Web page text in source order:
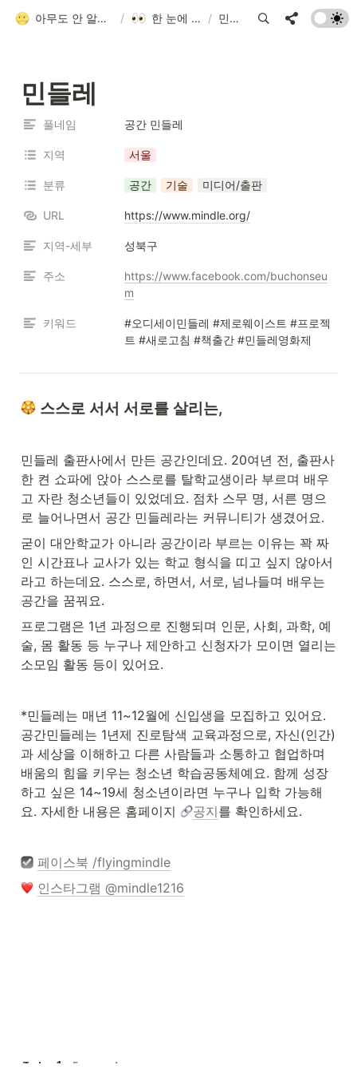
아무도 안 알려줘서 만든 청소년 네트워크 가이드 / 한 눈에 모아보기 / 민들레
민들레
풀네임 공간 민들레
지역 서울
분류 공간 기술 미디어/출판
URL https://www.mindle.org/
지역-세부 성북구
주소
https://www.facebook.com/buchonseu
m
키워드
#오디세이민들레 #제로웨이스트 #프로젝
트 #새로고침 #책출간 #민들레영화제
스스로 서서 서로를 살리는,
민들레 출판사에서 만든 공간인데요. 20여년 전, 출판사
한 켠 쇼파에 앉아 스스로를 탈학교생이라 부르며 배우
고 자란 청소년들이 있었데요. 점차 스무 명, 서른 명으
로 늘어나면서 공간 민들레라는 커뮤니티가 생겼어요.
굳이 대안학교가 아니라 공간이라 부르는 이유는 꽉 짜
인 시간표나 교사가 있는 학교 형식을 띠고 싶지 않아서
라고 하는데요. 스스로, 하면서, 서로, 넘나들며 배우는
공간을 꿈꿔요.
프로그램은 1년 과정으로 진행되며 인문, 사회, 과학, 예
술, 몸 활동 등 누구나 제안하고 신청자가 모이면 열리는
소모임 활동 등이 있어요.
*민들레는 매년 11~12월에 신입생을 모집하고 있어요.
공간민들레는 1년제 진로탐색 교육과정으로, 자신(인간)
과 세상을 이해하고 다른 사람들과 소통하고 협업하며
배움의 힘을 키우는 청소년 학습공동체예요. 함께 성장
하고 싶은 14~19세 청소년이라면 누구나 입학 가능해
요. 자세한 내용은 홈페이지
공지를 확인하세요.
페이스북 /flyingmindle
인스타그램 @mindle1216
Today 1 5 seconds ago